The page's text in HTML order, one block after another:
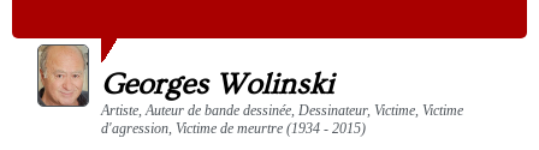
Georges Wolinski
Artiste, Auteur de bande dessinée, Dessinateur, Victime, Victime
d'agression, Victime de meurtre (1934 - 2015)